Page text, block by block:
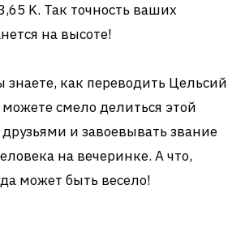
K. Так точность ваших
на высоте!
знаете, как переводить Цельсий
смело делиться этой
и завоевывать звание
на вечеринке. А что,
может быть весело!